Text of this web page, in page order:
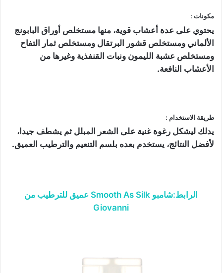
مكونات :
يحتوي على عدة أعشاب قوية، منها مستخلص أوراق البابونج
الألماني ومستخلص قشور البرتقال ومستخلص ثمار التفاح
ومستخلص عشبة الليمون ونبات القنفذية وغيرها من
الأعشاب النافعة.
طريقة الاستخدام :
يدلك ليشكل رغوة غنية على الشعر المبلل ثم يشطف جيدا،
لأفضل النتائج، يستخدم بعده بلسم التنعيم والترطيب العميق.
الرابط:شامبو Smooth As Silk عميق للترطيب من
Giovanni